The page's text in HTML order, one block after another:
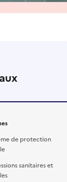
de protection
sanitaires et